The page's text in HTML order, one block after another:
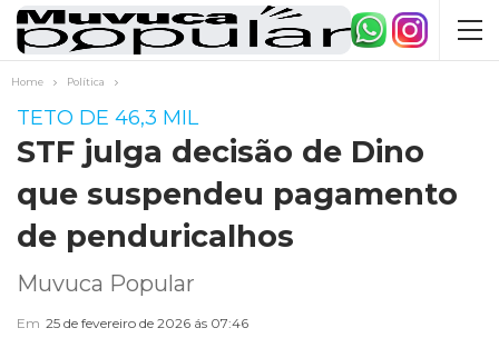
Home Política
TETO DE 46,3 MIL
STF julga decisão de Dino
que suspendeu pagamento
de penduricalhos
Muvuca Popular
Em 25 de fevereiro de 2026 ás 07:46